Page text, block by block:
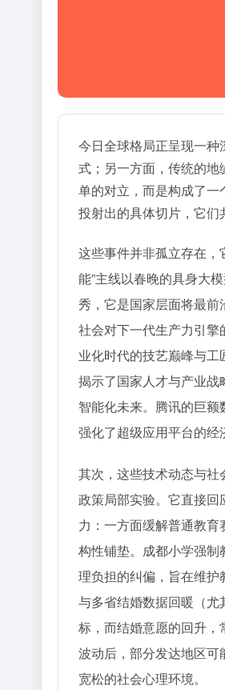
今日全球格局正呈现一种
式；另一方面，传统的
单的对立，而是构成了
投射出的具体切片，它们
这些事件并非孤立存在，
能”主线以春晚的具身大
秀，它是国家层面将最
社会对下一代生产力引擎
业化时代的技艺巅峰与
揭示了国家人才与产业
智能化未来。腾讯的巨额
强化了超级应用平台的经
其次，这些技术动态与社
政策局部实验。它直接回
力：一方面缓解普通教
构性铺垫。成都小学强
理负担的纠偏，旨在维
与多省结婚数据回暖（
标，而结婚意愿的回升
波动后，部分发达地区
宽松的社会心理环境。